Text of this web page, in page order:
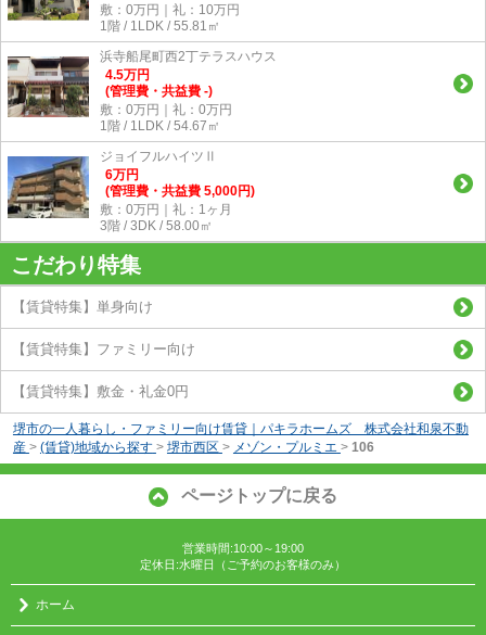
敷：0万円｜礼：10万円
1階 / 1LDK / 55.81㎡
浜寺船尾町西2丁テラスハウス
4.5万円
(管理費・共益費 -)
敷：0万円｜礼：0万円
1階 / 1LDK / 54.67㎡
ジョイフルハイツⅡ
6万円
(管理費・共益費 5,000円)
敷：0万円｜礼：1ヶ月
3階 / 3DK / 58.00㎡
こだわり特集
【賃貸特集】単身向け
【賃貸特集】ファミリー向け
【賃貸特集】敷金・礼金0円
堺市の一人暮らし・ファミリー向け賃貸｜パキラホームズ 株式会社和泉不動
産 > (賃貸)地域から探す > 堺市西区 > メゾン・プルミエ > 106
ページトップに戻る
営業時間:10:00～19:00
定休日:水曜日（ご予約のお客様のみ）
ホーム